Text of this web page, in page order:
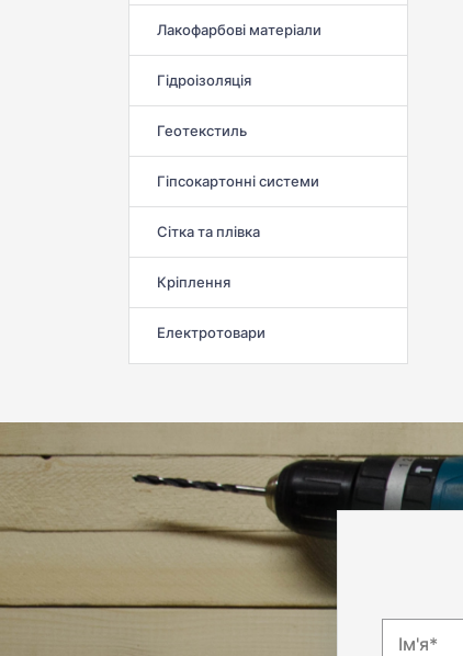
Лакофарбові матеріали
Гідроізоляція
Геотекстиль
Гіпсокартонні системи
Сітка та плівка
Кріплення
Електротовари
Ім'я*